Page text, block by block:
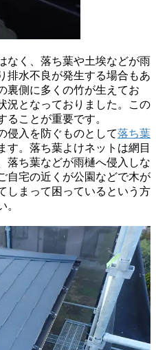
く、落ち葉や土埃などが雨
排水不良が発生する場合もあ
裏側に多くの竹が生えてお
況となっておりました。この
ることが重要です。
侵入を防ぐものとして落ち葉
す。落ち葉よけネットは網目
落ち葉などが雨樋へ侵入しな
自宅の近くが公園などで木が
しまって困っているという方
。